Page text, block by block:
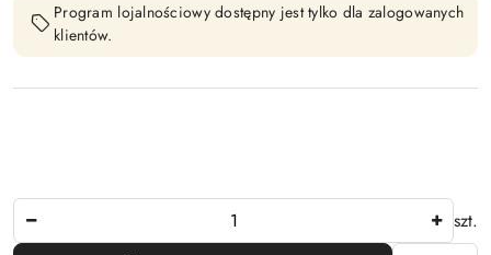
Program lojalnościowy dostępny jest tylko dla zalogowanych
klientów.
szt.